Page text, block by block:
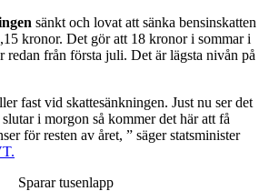
sänkt och lovat att sänka bensinskatten
kronor. Det gör att 18 kronor i sommar i
redan från första juli. Det är lägsta nivån på
fast vid skattesänkningen. Just nu ser det
i morgon så kommer det här att få
för resten av året, ” säger statsminister
Sparar tusenlapp